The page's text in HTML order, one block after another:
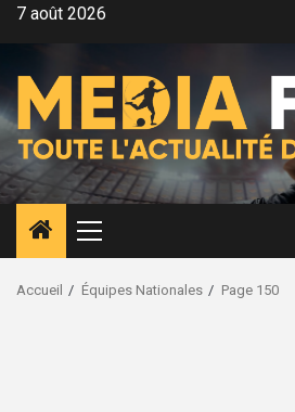
Aller7 août 2026
Menu
principal
Accueil Équipes Nationales Page 150